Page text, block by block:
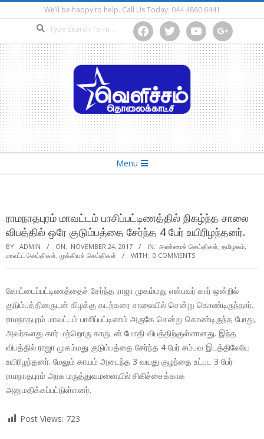
to
We’ll be happy to help. Call Us Today: 044 4860 6441
facebooktwitter youtube google
Menu
ராமநாதபுரம் மாவட்டம் பாசிப்பட்டிணத்தில் நிகழ்ந்த சாலை
விபத்தில் ஒரே குடும்பத்தை சேர்ந்த 4 பேர் உயிரிழந்தனர்.
BY: ADMIN ON: NOVEMBER 24, 2017 IN: அண்மைச் செய்திகள், தமிழகம்,
மாவட்ட செய்திகள், முக்கியச் செய்திகள் WITH: 0 COMMENTS
கோட்டைப்பட்டிணத்தைச் சேர்ந்த ராஜா முகம்மது என்பவர் கார் ஒன்றில்
குடும்பத்தினருடன் கிழக்கு கடற்கரை சாலையில் சென்று கொண்டிருந்தார்.
ராமநாதபுரம் மாவட்டம் பாசிப்பட்டிணம் அருகே சென்று கொண்டிருந்த போது,
அவர்களது கார் மற்றொரு காருடன் மோதி விபத்திற்குள்ளானது. இந்த
விபத்தில் ராஜா முகம்மது குடும்பத்தை சேர்ந்த 4 பேர் சம்பவ இடத்திலேயே
உயிரிழந்தனர். மேலும் காயம் அடைந்த 3 வயது குழந்தை உட்பட 3 பேர்
ராமநாதபுரம் அரசு மருத்துவமனையில் சிகிச்சைக்காக
அனுமதிக்கப்பட்டுள்ளனர்.
Post Views: 723